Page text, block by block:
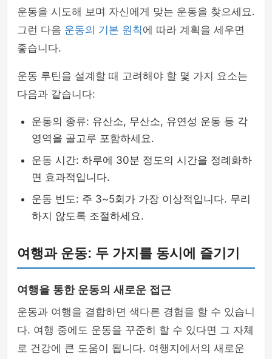
운동을 시도해 보며 자신에게 맞는 운동을 찾으세요.
그런 다음 운동의 기본 원칙에 따라 계획을 세우면
좋습니다.
운동 루틴을 설계할 때 고려해야 할 몇 가지 요소는
다음과 같습니다:
운동의 종류: 유산소, 무산소, 유연성 운동 등 각
영역을 골고루 포함하세요.
운동 시간: 하루에 30분 정도의 시간을 정례화하
면 효과적입니다.
운동 빈도: 주 3~5회가 가장 이상적입니다. 무리
하지 않도록 조절하세요.
여행과 운동: 두 가지를 동시에 즐기기
여행을 통한 운동의 새로운 접근
운동과 여행을 결합하면 색다른 경험을 할 수 있습니
다. 여행 중에도 운동을 꾸준히 할 수 있다면 그 자체
로 건강에 큰 도움이 됩니다. 여행지에서의 새로운